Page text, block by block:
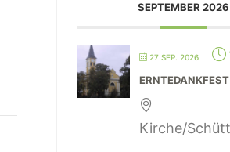
SEPTEMBER 2026
27 SEP. 2026
ERNTEDANKFEST
Kirche/